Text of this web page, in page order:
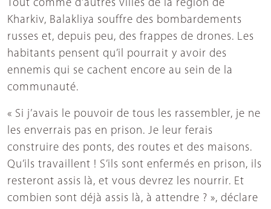
Tout comme d’autres villes de la région de
Kharkiv, Balakliya souffre des bombardements
russes et, depuis peu, des frappes de drones. Les
habitants pensent qu’il pourrait y avoir des
ennemis qui se cachent encore au sein de la
communauté.
« Si j’avais le pouvoir de tous les rassembler, je ne
les enverrais pas en prison. Je leur ferais
construire des ponts, des routes et des maisons.
Qu’ils travaillent ! S’ils sont enfermés en prison, ils
resteront assis là, et vous devrez les nourrir. Et
combien sont déjà assis là, à attendre ? », déclare